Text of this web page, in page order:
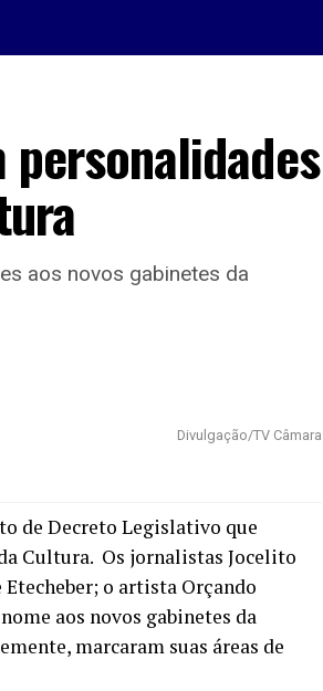
personalidades
aos novos gabinetes da
Divulgação/TV Câmara
de Decreto Legislativo que
Cultura. Os jornalistas Jocelito
o artista Orçando
aos novos gabinetes da
marcaram suas áreas de